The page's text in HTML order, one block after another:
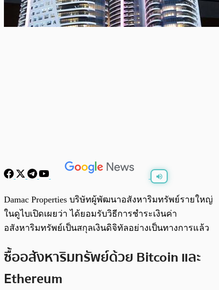
0:00 / 0:00
Damac Properties บริษัทผู้พัฒนาอสังหาริมทรัพย์รายใหญ่
ในดูไบเปิดเผยว่า ได้ยอมรับวิธีการชำระเงินค่า
อสังหาริมทรัพย์เป็นสกุลเงินดิจิทัลอย่างเป็นทางการแล้ว
ซื้ออสังหาริมทรัพย์ด้วย Bitcoin และ
Ethereum